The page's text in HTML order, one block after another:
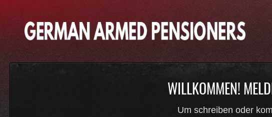
WILLKOMMEN!
Um schreiben oder